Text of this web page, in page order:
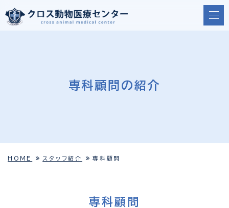
専科顧問の紹介
HOME スタッフ紹介 専科顧問
専科顧問